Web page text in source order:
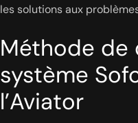
les solutions aux
Méthode de
système
l’Aviator